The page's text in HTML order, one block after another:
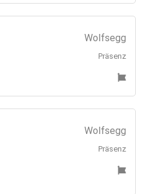
Wolfsegg
Präsenz
Wolfsegg
Präsenz